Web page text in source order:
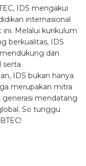
IDS mengakui
internasional
ini. Melalui kurikulum
berkualitas, IDS
dan
serta
IDS bukan hanya
merupakan mitra
mendatang
So tunggu